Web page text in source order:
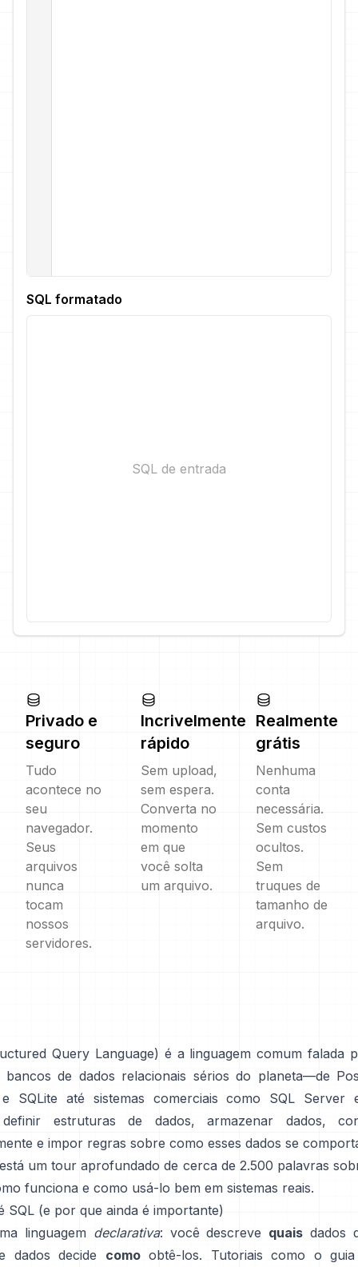
SQL formatado
SQL de entrada
Privado e
seguro
Tudo
acontece no
seu
navegador.
Seus
arquivos
nunca
tocam
nossos
servidores.
Incrivelmente
rápido
Sem upload,
sem espera.
Converta no
momento
em que
você solta
um arquivo.
Realmente
grátis
Nenhuma
conta
necessária.
Sem custos
ocultos.
Sem
truques de
tamanho de
arquivo.
Query Language) é a linguagem comum falada
bancos de dados relacionais sérios do planeta—de
SQLite até sistemas comerciais como SQL Server
estruturas de dados, armazenar dados,
e impor regras sobre como esses dados se
um tour aprofundado de cerca de 2.500 palavras
funciona e como usá-lo bem em sistemas reais.
SQL (e por que ainda é importante)
linguagem declarativa: você descreve quais dados
dados decide comoobtê-los. Tutoriais como o